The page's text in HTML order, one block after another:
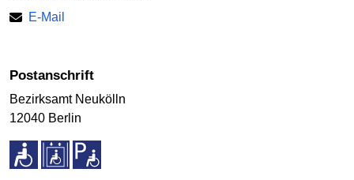
E-Mail
Postanschrift
Bezirksamt Neukölln
12040 Berlin